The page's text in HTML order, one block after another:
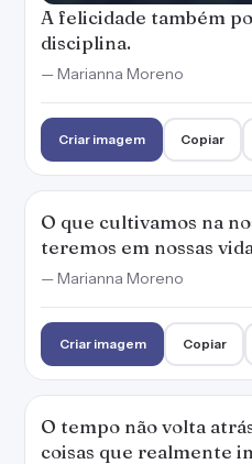
A felicidade também
disciplina.
— Marianna Moreno
Criar imagem Copiar
O que cultivamos na
teremos em nossas
— Marianna Moreno
Criar imagem Copiar
O tempo não volta
coisas que realmente